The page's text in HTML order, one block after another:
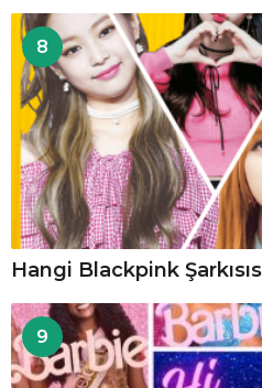
8
Hangi Blackpink
9